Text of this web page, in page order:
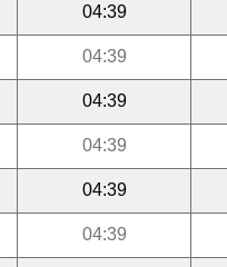
04:39
04:39
04:39
04:39
04:39
04:39